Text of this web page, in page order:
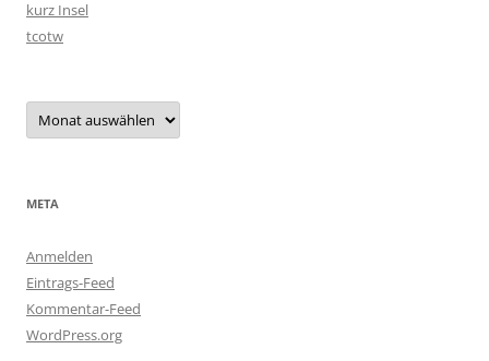
kurz Insel
tcotw
Archiv
META
Anmelden
Eintrags-Feed
Kommentar-Feed
WordPress.org